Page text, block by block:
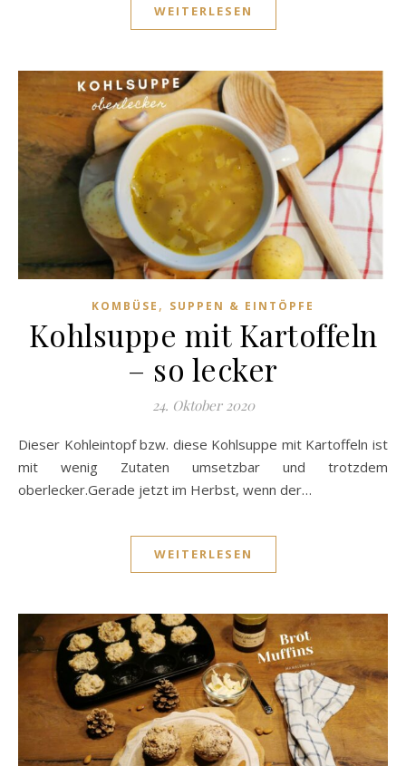
WEITERLESEN
KOMBÜSE , SUPPEN & EINTÖPFE
Kohlsuppe mit Kartoffeln
– so lecker
24. Oktober 2020
Dieser Kohleintopf bzw. diese Kohlsuppe mit Kartoffeln ist
mit wenig Zutaten umsetzbar und trotzdem
oberlecker.Gerade jetzt im Herbst, wenn der…
WEITERLESEN